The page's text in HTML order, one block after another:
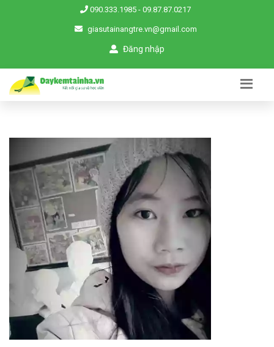
090.333.1985 - 09.87.87.0217
giasutainangtre.vn@gmail.com
Đăng nhập